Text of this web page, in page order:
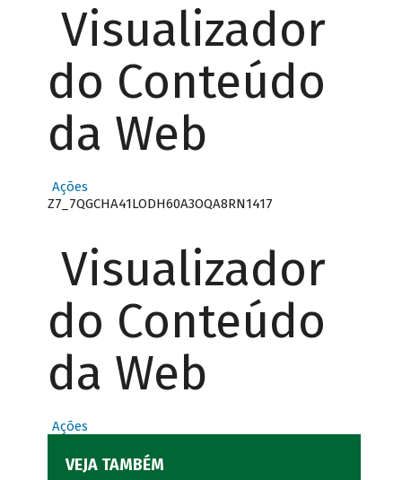
Visualizador
do Conteúdo
da Web
Ações
Z7_7QGCHA41LODH60A3OQA8RN1417
Visualizador
do Conteúdo
da Web
Ações
VEJA TAMBÉM